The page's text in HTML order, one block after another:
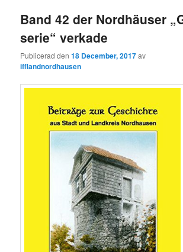
Band 42 der Nordhäuser
serie“ verkade
Publicerad den18 December, 2017av
ifflandnordhausen